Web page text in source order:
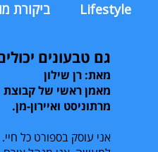
Lifestyle
ביקורת
גם טבעונים
מאת: רן שילון
מאמן ראשי של קבוצת
מרתוניסט ואיירון-מן.
אני עוסק בספורט כל חיי.